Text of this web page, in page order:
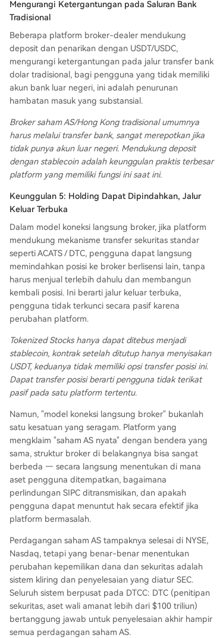
Mengurangi Ketergantungan pada Saluran Bank
Tradisional
Beberapa platform broker-dealer mendukung
deposit dan penarikan dengan USDT/USDC,
mengurangi ketergantungan pada jalur transfer bank
dolar tradisional, bagi pengguna yang tidak memiliki
akun bank luar negeri, ini adalah penurunan
hambatan masuk yang substansial.
Broker saham AS/Hong Kong tradisional umumnya
harus melalui transfer bank, sangat merepotkan jika
tidak punya akun luar negeri. Mendukung deposit
dengan stablecoin adalah keunggulan praktis terbesar
platform yang memiliki fungsi ini saat ini.
Keunggulan 5: Holding Dapat Dipindahkan, Jalur
Keluar Terbuka
Dalam model koneksi langsung broker, jika platform
mendukung mekanisme transfer sekuritas standar
seperti ACATS / DTC, pengguna dapat langsung
memindahkan posisi ke broker berlisensi lain, tanpa
harus menjual terlebih dahulu dan membangun
kembali posisi. Ini berarti jalur keluar terbuka,
pengguna tidak terkunci secara pasif karena
perubahan platform.
Tokenized Stocks hanya dapat ditebus menjadi
stablecoin, kontrak setelah ditutup hanya menyisakan
USDT, keduanya tidak memiliki opsi transfer posisi ini.
Dapat transfer posisi berarti pengguna tidak terikat
pasif pada satu platform tertentu.
Namun, "model koneksi langsung broker" bukanlah
satu kesatuan yang seragam. Platform yang
mengklaim "saham AS nyata" dengan bendera yang
sama, struktur broker di belakangnya bisa sangat
berbeda — secara langsung menentukan di mana
aset pengguna ditempatkan, bagaimana
perlindungan SIPC ditransmisikan, dan apakah
pengguna dapat menuntut hak secara efektif jika
platform bermasalah.
Perdagangan saham AS tampaknya selesai di NYSE,
Nasdaq, tetapi yang benar-benar menentukan
perubahan kepemilikan dana dan sekuritas adalah
sistem kliring dan penyelesaian yang diatur SEC.
Seluruh sistem berpusat pada DTCC: DTC (penitipan
sekuritas, aset wali amanat lebih dari $100 triliun)
bertanggung jawab untuk penyelesaian akhir hampir
semua perdagangan saham AS.